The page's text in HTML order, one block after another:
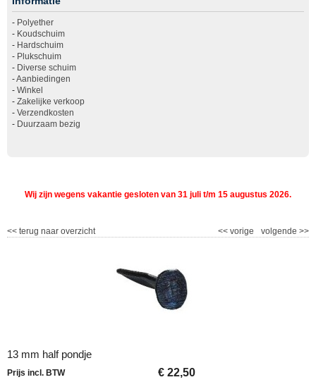
- Polyether
- Koudschuim
- Hardschuim
- Plukschuim
- Diverse schuim
-Aanbiedingen
- Winkel
- Zakelijke verkoop
- Verzendkosten
- Duurzaam bezig
Wij zijn wegens vakantie gesloten van 31 juli t/m 15 augustus 2026.
<< terug naar overzicht volgende >>
<< vorige
13 mm half pondje
Prijs incl. BTW € 22,50